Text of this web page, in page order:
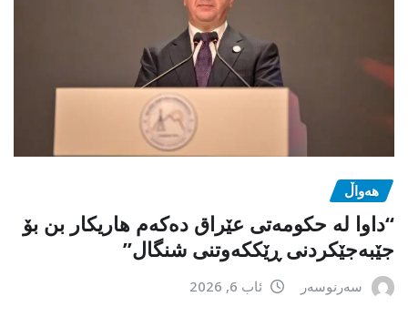
هەواڵ
“داوا لە حكومەتی عێراق دەكەم هاریكار بن بۆ
جێبەجێكردنی ڕێككەوتنی شنگال”
سەرنوسەر ئاب 6, 2026